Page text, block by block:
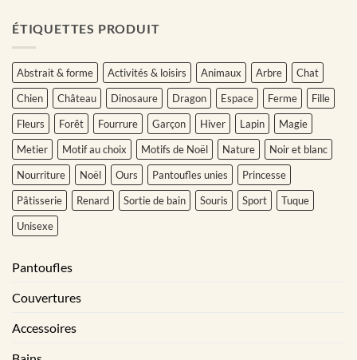
ÉTIQUETTES PRODUIT
Abstrait & forme Activités & loisirs Animaux Arbre
Chat
Chien
Château Dinosaure Dragon Espace Ferme
Fille
Fleurs
Forêt Fourrure Garçon Hiver Lapin
Magie
Metier
Motif au choix Motifs de Noël Nature
Noir et blanc
Nourriture
Noël Ours Pantoufles unies
Princesse
Pâtisserie
Renard Sortie de bain Souris Sport
Tuque
Unisexe
Pantoufles
Couvertures
Accessoires